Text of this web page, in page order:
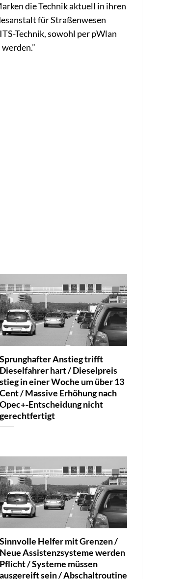
die Technik aktuell in ihren
für Straßenwesen
Technik, sowohl per pWlan
Sprunghafter Anstieg trifft
Dieselfahrer hart / Dieselpreis
stieg in einer Woche um über 13
Cent / Massive Erhöhung nach
Opec+-Entscheidung nicht
gerechtfertigt
Sinnvolle Helfer mit Grenzen /
Neue Assistenzsysteme werden
Pflicht / Systeme müssen
ausgereift sein / Abschaltroutine